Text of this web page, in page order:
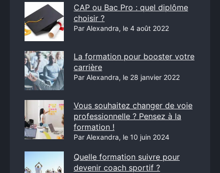
CAP ou Bac Pro : quel diplôme
choisir ?
Par Alexandra, le 4 août 2022
La formation pour booster votre
carrière
Par Alexandra, le 28 janvier 2022
Vous souhaitez changer de voie
professionnelle ? Pensez à la
formation !
Par Alexandra, le 10 juin 2024
Quelle formation suivre pour
devenir coach sportif ?